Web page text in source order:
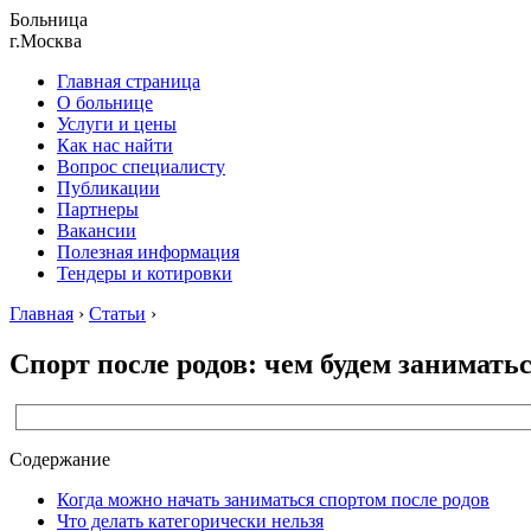
Больница
г.Москва
Главная страница
О больнице
Услуги и цены
Как нас найти
Вопрос специалисту
Публикации
Партнеры
Вакансии
Полезная информация
Тендеры и котировки
Главная › Статьи ›
Спорт после родов: чем будем
Содержание
Когда можно начать заниматься спортом после родов
Что делать категорически нельзя